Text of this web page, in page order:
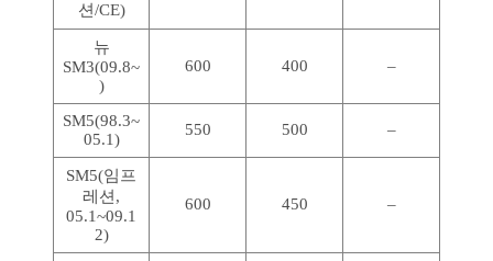
션/CE)
뉴
SM3(09.8~
)
600 400 –
SM5(98.3~
05.1)
550 500 –
SM5(임프
레션,
05.1~09.1
2)
600 450 –